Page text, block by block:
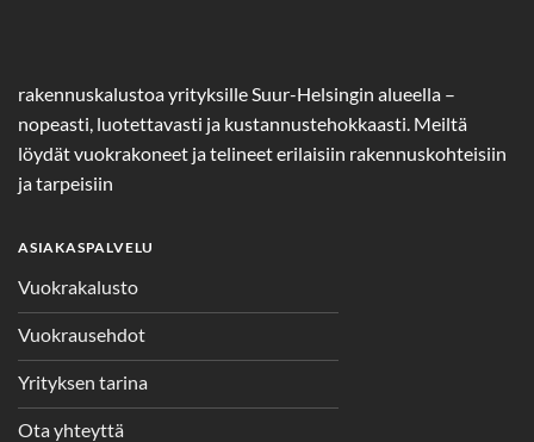
rakennuskalustoa yrityksille Suur-Helsingin alueella –
nopeasti, luotettavasti ja kustannustehokkaasti. Meiltä
löydät vuokrakoneet ja telineet erilaisiin rakennuskohteisiin
ja tarpeisiin
ASIAKASPALVELU
Vuokrakalusto
Vuokrausehdot
Yrityksen tarina
Ota yhteyttä